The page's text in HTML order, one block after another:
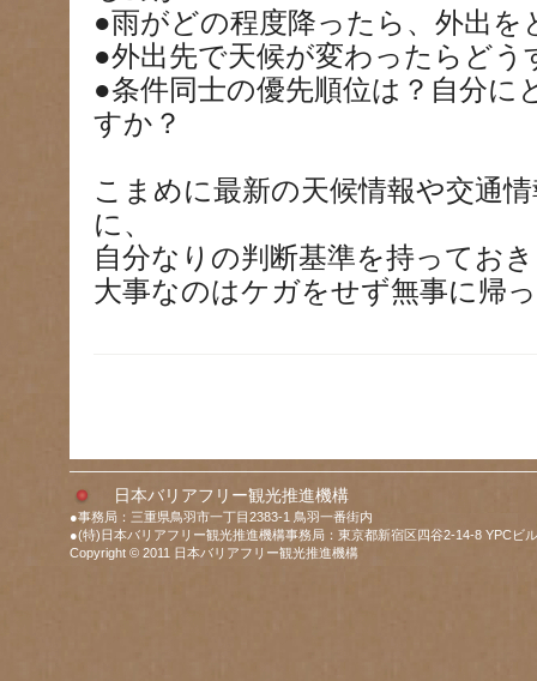
●雨がどの程度降ったら、外出を
●外出先で天候が変わったらどう
●条件同士の優先順位は？自分に
すか？
こまめに最新の天候情報や交通
に、
自分なりの判断基準を持ってお
大事なのはケガをせず無事に帰
日本バリアフリー観光推進機構
●事務局：三重県鳥羽市一丁目2383-1 鳥羽一番街内
●(特)日本バリアフリー観光推進機構事務局：東京都新宿区四谷2-14-8 YPCビ
Copyright © 2011 日本バリアフリー観光推進機構